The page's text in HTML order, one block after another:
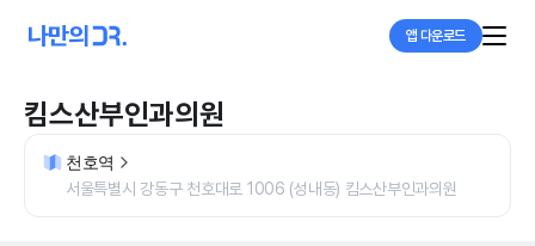
앱 다운로드
킴스산부인과의원
천호역
서울특별시 강동구 천호대로 1006 (성내동) 킴스산부인과의원